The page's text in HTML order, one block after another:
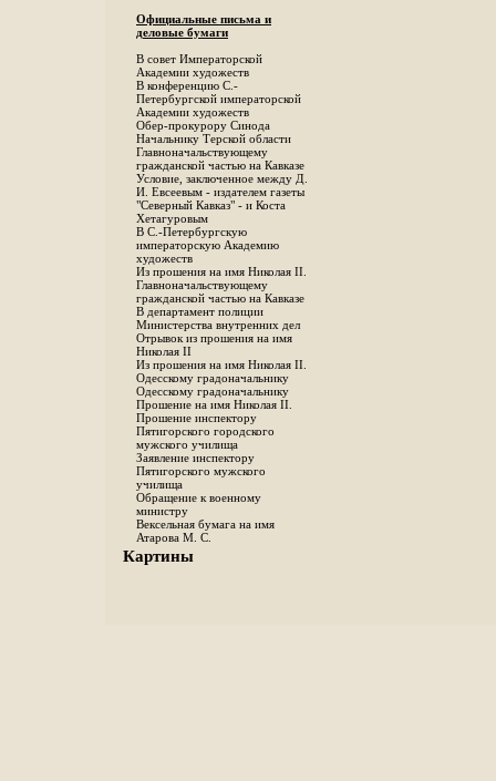
Официальные письма и
деловые бумаги
В совет Императорской
Академии художеств
В конференцию С.-
Петербургской императорской
Академии художеств
Обер-прокурору Синода
Начальнику Терской области
Главноначальствующему
гражданской частью на Кавказе
Условие, заключенное между Д.
И. Евсеевым - издателем газеты
"Северный Кавказ" - и Коста
Хетагуровым
В С.-Петербургскую
императорскую Академию
художеств
Из прошения на имя Николая II.
Главноначальствующему
гражданской частью на Кавказе
В департамент полиции
Министерства внутренних дел
Отрывок из прошения на имя
Николая II
Из прошения на имя Николая II.
Одесскому градоначальнику
Одесскому градоначальнику
Прошение на имя Николая II.
Прошение инспектору
Пятигорского городского
мужского училища
Заявление инспектору
Пятигорского мужского
училища
Обращение к военному
министру
Вексельная бумага на имя
Атарова М. С.
Картины